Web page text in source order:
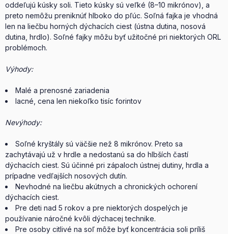
oddeľujú kúsky soli. Tieto kúsky sú veľké (8–10 mikrónov), a
preto nemôžu preniknúť hlboko do pľúc. Soľná fajka je vhodná
len na liečbu horných dýchacích ciest (ústna dutina, nosová
dutina, hrdlo). Soľné fajky môžu byť užitočné pri niektorých ORL
problémoch.
Výhody:
Malé a prenosné zariadenia
lacné, cena len niekoľko tisíc forintov
Nevýhody:
Soľné kryštály sú väčšie než 8 mikrónov. Preto sa
zachytávajú už v hrdle a nedostanú sa do hlbších častí
dýchacích ciest. Sú účinné pri zápaloch ústnej dutiny, hrdla a
prípadne vedľajších nosových dutín.
Nevhodné na liečbu akútnych a chronických ochorení
dýchacích ciest.
Pre deti nad 5 rokov a pre niektorých dospelých je
používanie náročné kvôli dýchacej technike.
Pre osoby citlivé na soľ môže byť koncentrácia soli príliš